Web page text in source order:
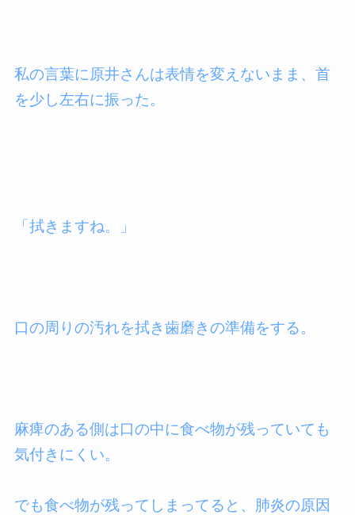
私の言葉に原井さんは表情を変えないまま、首
を少し左右に振った。
「拭きますね。」
口の周りの汚れを拭き歯磨きの準備をする。
麻痺のある側は口の中に食べ物が残っていても
気付きにくい。
でも食べ物が残ってしまってると、肺炎の原因